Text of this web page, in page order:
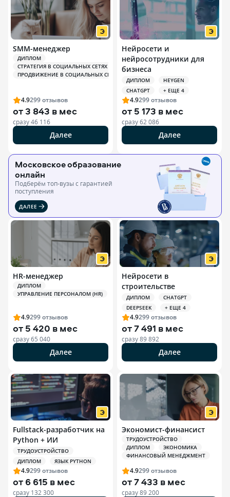
SMM-менеджер
ДИПЛОМ
СТРАТЕГИЯ В СОЦИАЛЬНЫХ СЕТЯХ (SMM)
ПРОДВИЖЕНИЕ В СОЦИАЛЬНЫХ СЕТЯХ (SMM)
4.9299отзывов
от3 843 в мес
сразу46 116
Далее
Нейросети и
нейросотрудники для
бизнеса
ДИПЛОМ
HEYGEN
CHATGPT
+ ЕЩЕ 4
4.9299отзывов
от 5 173 в мес
сразу62 086
Далее
Московское образование
онлайн
Подберём топ-вузы c гарантией
поступления
ДАЛЕЕ
HR-менеджер
ДИПЛОМ
УПРАВЛЕНИЕ ПЕРСОНАЛОМ (HR)
4.9299отзывов
от 5 420 в мес
сразу65 040
Далее
Нейросети в
строительстве
ДИПЛОМ
CHATGPT
DEEPSEEK
+ ЕЩЕ 4
4.9299отзывов
от7 491 в мес
сразу89 892
Далее
Fullstack-разработчик на
Python + ИИ
ТРУДОУСТРОЙСТВО
ДИПЛОМ
ЯЗЫК PYTHON
4.9299отзывов
от 6 615 в мес
сразу 132 300
Экономист-финансист
ТРУДОУСТРОЙСТВО
ДИПЛОМ
ЭКОНОМИКА
ФИНАНСОВЫЙ МЕНЕДЖМЕНТ
4.9299отзывов
от7 433 в мес
сразу89 200